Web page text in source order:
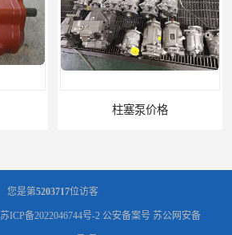
柱塞泵价格
您是第5203717位访客
苏ICP备2022046744号-2 公安备案号 苏公网安备